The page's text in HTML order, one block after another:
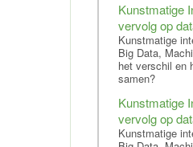
Kunstmatige
vervolg op
Kunstmatige
Big Data,
het verschil en
samen?
Kunstmatige
vervolg op
Kunstmatige